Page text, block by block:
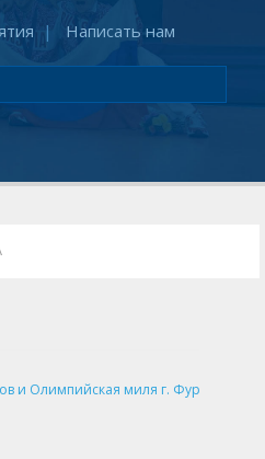
Написать нам
и Олимпийская миля г. Фурманов